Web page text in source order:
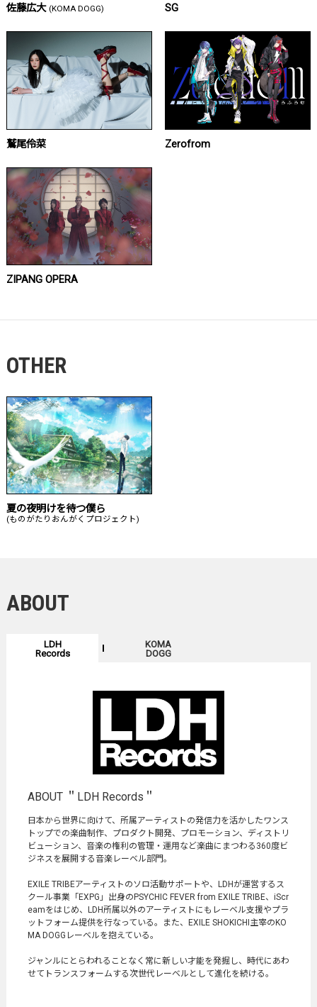
佐藤広大 (KOMA DOGG) SG
鷲尾伶菜 Zerofrom
ZIPANG OPERA
OTHER
夏の夜明けを待つ僕ら
(ものがたりおんがくプロジェクト)
ABOUT
LDH
Records
KOMA
DOGG
ABOUT ＂LDH Records＂
日本から世界に向けて、所属アーティストの発信力を活かしたワンス
トップでの楽曲制作、プロダクト開発、プロモーション、ディストリ
ビューション、音楽の権利の管理・運用など楽曲にまつわる360度ビ
ジネスを展開する音楽レーベル部門。
EXILE TRIBEアーティストのソロ活動サポートや、LDHが運営するス
クール事業「EXPG」出身のPSYCHIC FEVER from EXILE TRIBE、iScr
eamをはじめ、LDH所属以外のアーティストにもレーベル支援やプラ
ットフォーム提供を行なっている。また、EXILE SHOKICHI主宰のKO
MA DOGGレーベルを抱えている。
ジャンルにとらわれることなく常に新しい才能を発掘し、時代にあわ
せてトランスフォームする次世代レーベルとして進化を続ける。